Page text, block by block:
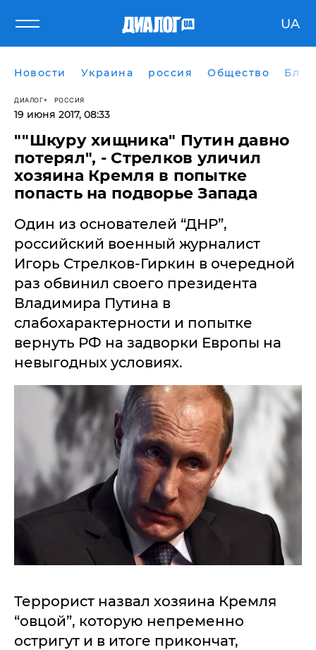
UA
Новости Украина россия Общество
ДИАЛОГ РОССИЯ
19 июня 2017, 08:33
""Шкуру хищника" Путин давно
потерял", - Стрелков уличил
хозяина Кремля в попытке
попасть на подворье Запада
​Один из основателей “ДНР”,
российский военный журналист
Игорь Стрелков-Гиркин в очередной
раз обвинил своего президента
Владимира Путина в
слабохарактерности и попытке
вернуть РФ на задворки Европы на
невыгодных условиях.
Террорист назвал хозяина Кремля
“овцой”, которую непременно
остригут и в итоге прикончат,